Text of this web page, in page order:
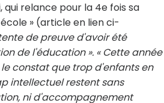
qui relance pour la 4e fois sa
» (article en lien ci-
de preuve d'avoir été
de l'éducation ». « Cette année
constat que trop d'enfants en
intellectuel restent sans
ni d'accompagnement